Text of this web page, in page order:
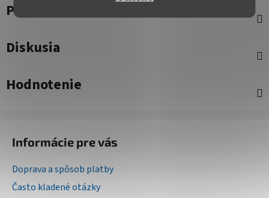
Parametre
Diskusia
Hodnotenie
Informácie pre vás
Doprava a spôsob platby
Často kladené otázky